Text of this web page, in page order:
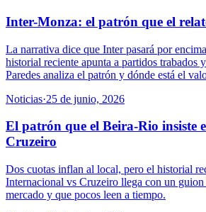
Inter-Monza: el patrón que el
La narrativa dice que Inter pasará por
historial reciente apunta a partidos trabados
Paredes analiza el patrón y dónde está el
Noticias·25 de junio, 2026
El patrón que el Beira-Rio insiste
Cruzeiro
Dos cuotas inflan al local, pero el historial
Internacional vs Cruzeiro llega con un guion
mercado y que pocos leen a tiempo.